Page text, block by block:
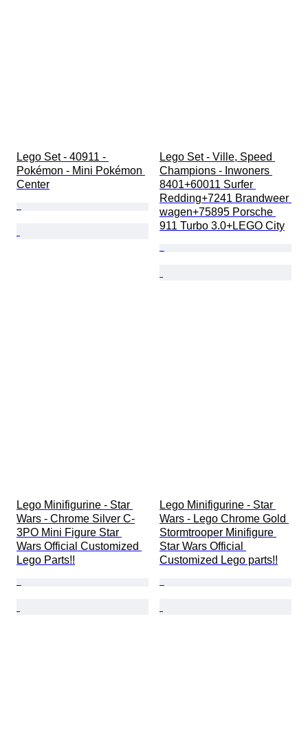
Lego Set - 40911 -
Pokémon - Mini Pokémon
Center
Lego Set - Ville, Speed
Champions - Inwoners
8401+60011 Surfer
Redding+7241 Brandweer
wagen+75895 Porsche
911 Turbo 3.0+LEGO City
Lego Minifigurine - Star
Wars - Chrome Silver C-
3PO Mini Figure Star
Wars Official Customized
Lego Parts!!
Lego Minifigurine - Star
Wars - Lego Chrome Gold
Stormtrooper Minifigure
Star Wars Official
Customized Lego parts!!